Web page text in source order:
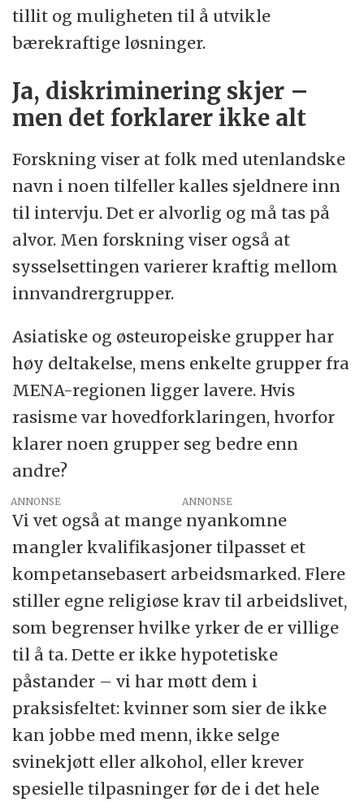
tillit og muligheten til å utvikle
bærekraftige løsninger.
Ja, diskriminering skjer –
men det forklarer ikke alt
Forskning viser at folk med utenlandske
navn i noen tilfeller kalles sjeldnere inn
til intervju. Det er alvorlig og må tas på
alvor. Men forskning viser også at
sysselsettingen varierer kraftig mellom
innvandrergrupper.
Asiatiske og østeuropeiske grupper har
høy deltakelse, mens enkelte grupper fra
MENA-regionen ligger lavere. Hvis
rasisme var hovedforklaringen, hvorfor
klarer noen grupper seg bedre enn
andre?
ANNONSE
Vi vet også at mange nyankomne
mangler kvalifikasjoner tilpasset et
kompetansebasert arbeidsmarked. Flere
stiller egne religiøse krav til arbeidslivet,
som begrenser hvilke yrker de er villige
til å ta. Dette er ikke hypotetiske
påstander – vi har møtt dem i
praksisfeltet: kvinner som sier de ikke
kan jobbe med menn, ikke selge
svinekjøtt eller alkohol, eller krever
spesielle tilpasninger før de i det hele